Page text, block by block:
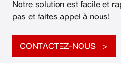
Notre solution est facile et
pas et faites appel à nous!
CONTACTEZ-NOUS